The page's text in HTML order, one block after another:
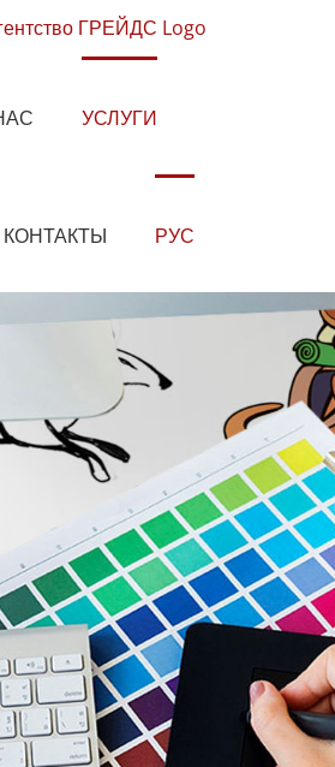
УСЛУГИ
КОНТАКТЫ РУС